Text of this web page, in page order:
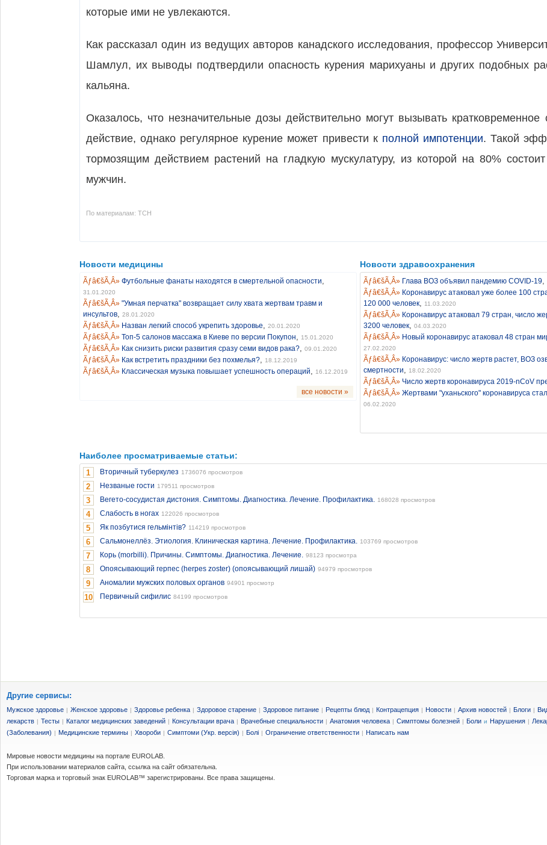
которые ими не увлекаются.
Как рассказал один из ведущих авторов канадского исследования, профессор
Шамлул, их выводы подтвердили опасность курения марихуаны и других подобных
кальяна.
Оказалось, что незначительные дозы действительно могут вызывать
действие, однако регулярное курение может привести к полной импотенции. Такой
тормозящим действием растений на гладкую мускулатуру, из которой на 80%
мужчин.
По материалам: ТСН
Новости медицины
Футбольные фанаты находятся в смертельной опасности,
31.01.2020
"Умная перчатка" возвращает силу хвата жертвам травм и
инсультов, 28.01.2020
Назван легкий способ укрепить здоровье, 20.01.2020
Топ-5 салонов массажа в Киеве по версии Покупон, 15.01.2020
Как снизить риски развития сразу семи видов рака?, 09.01.2020
Как встретить праздники без похмелья?, 18.12.2019
Классическая музыка повышает успешность операций, 16.12.2019
все новости »
Новости здравоохранения
Глава ВОЗ объявил пандемию COVID-19,
Коронавирус атаковал уже более 100
120 000 человек, 11.03.2020
Коронавирус атаковал 79 стран, число
3200 человек, 04.03.2020
Новый коронавирус атаковал 48 стран
27.02.2020
Коронавирус: число жертв растет, ВОЗ
смертности, 18.02.2020
Число жертв коронавируса 2019-nCoV
Жертвами "уханьского" коронавируса
06.02.2020
Наиболее просматриваемые статьи:
1 Вторичный туберкулез 1736076 просмотров
2 Незваные гости 179511 просмотров
3 Вегето-сосудистая дистония. Симптомы. Диагностика. Лечение. Профилактика. 168028 просмотров
4 Слабость в ногах 122026 просмотров
5 Як позбутися гельмінтів? 114219 просмотров
6 Сальмонеллёз. Этиология. Клиническая картина. Лечение. Профилактика. 103769 просмотров
7 Корь (morbilli). Причины. Симптомы. Диагностика. Лечение. 98123 просмотра
8 Опоясывающий герпес (herpes zoster) (опоясывающий лишай) 94979 просмотров
9 Аномалии мужских половых органов 94901 просмотр
10 Первичный сифилис 84199 просмотров
Другие сервисы:
Мужское здоровье | Женское здоровье | Здоровье ребенка | Здоровое старение | Здоровое питание | Рецепты блюд | Контрацепция | Новости | Архив новостей | Блоги |
лекарств | Тесты | Каталог медицинских заведений | Консультации врача | Врачебные специальности | Анатомия человека | Симптомы болезней | Боли и Нарушения |
(Заболевания) | Медицинские термины | Хвороби | Симптоми (Укр. версія) | Болі | Ограничение ответственности | Написать нам
Мировые новости медицины на портале EUROLAB.
При использовании материалов сайта, ссылка на сайт обязательна.
Торговая марка и торговый знак EUROLAB™ зарегистрированы. Все права защищены.